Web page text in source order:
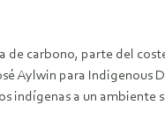
de carbono, parte del
Aylwin para
indígenas a un